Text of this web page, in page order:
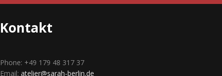
Kontakt
Phone: +49 179 48 317 37
Email:atelier@sarah-berlin.de